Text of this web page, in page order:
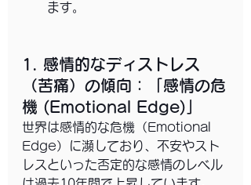
ます。
1. 感情的なディストレス
（苦痛）の傾向：「感情の危
機 (Emotional Edge)」
世界は感情的な危機（Emotional
Edge）に瀕しており、不安やスト
レスといった否定的な感情のレベル